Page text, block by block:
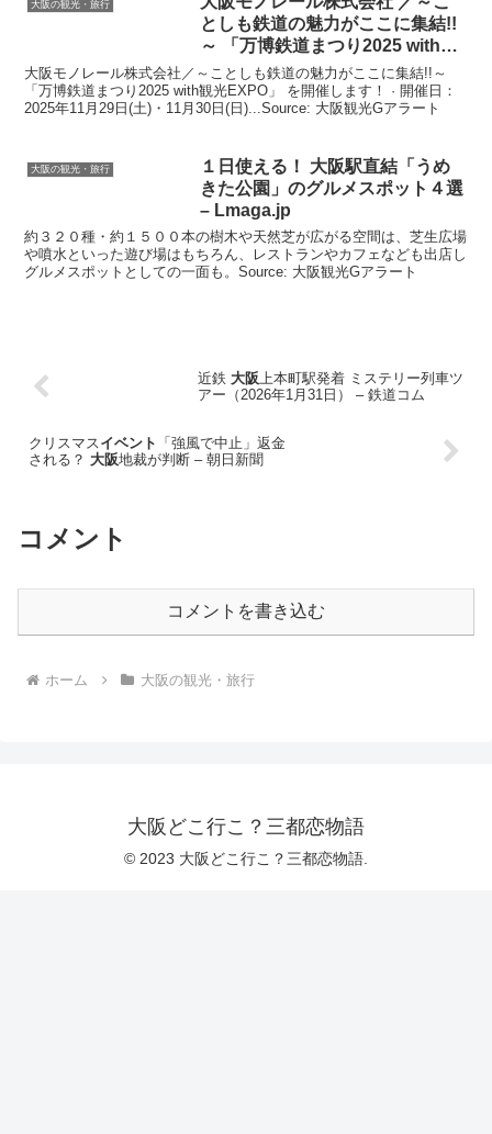
大阪の観光・旅行
としも鉄道の魅力がここに集結!!
～ 「万博鉄道まつり2025 with観
光…
大阪モノレール株式会社／～ことしも鉄道の魅力がここに集結!!～
「万博鉄道まつり2025 with観光EXPO」 を開催します！ · 開催日：
2025年11月29日(土)・11月30日(日)...Source: 大阪観光Gアラート
大阪の観光・旅行 １日使える！ 大阪駅直結「うめ
きた公園」のグルメスポット４選
– Lmaga.jp
約３２０種・約１５００本の樹木や天然芝が広がる空間は、芝生広場
や噴水といった遊び場はもちろん、レストランやカフェなども出店し
グルメスポットとしての一面も。Source: 大阪観光Gアラート
近鉄 大阪上本町駅発着 ミステリー列車ツ
アー（2026年1月31日） – 鉄道コム
クリスマスイベント 「強風で中止」返金
される？ 大阪地裁が判断 – 朝日新聞
コメント
コメントを書き込む
ホーム 大阪の観光・旅行
大阪どこ行こ？三都恋物語
© 2023 大阪どこ行こ？三都恋物語.